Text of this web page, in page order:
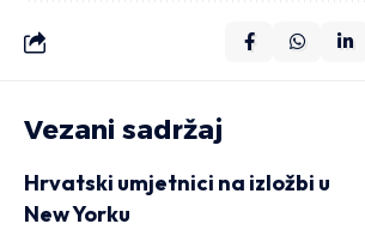
Vezani sadržaj
Hrvatski umjetnici na izložbi u
New Yorku